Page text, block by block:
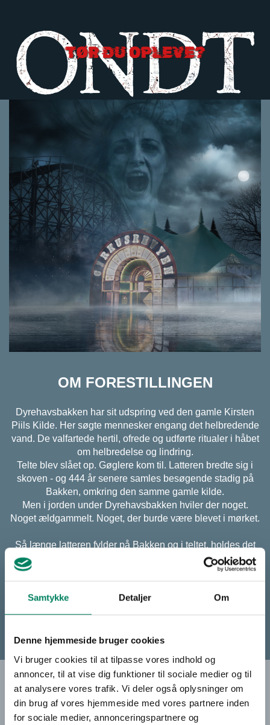
Samtykke Detaljer Om
Denne hjemmeside bruger cookies
Vi bruger cookies til at tilpasse vores indhold og
annoncer, til at vise dig funktioner til sociale medier og til
at analysere vores trafik. Vi deler også oplysninger om
din brug af vores hjemmeside med vores partnere inden
for sociale medier, annonceringspartnere og
OM FORESTILLINGEN
Dyrehavsbakken har sit udspring ved den gamle Kirsten
Piils Kilde. Her søgte mennesker engang det helbredende
vand. De valfartede hertil, ofrede og udførte ritualer i håbet
om helbredelse og lindring.
Telte blev slået op. Gøglere kom til. Latteren bredte sig i
skoven - og 444 år senere samles besøgende stadig på
Bakken, omkring den samme gamle kilde.
Men i jorden under Dyrehavsbakken hviler der noget.
Noget ældgammelt. Noget, der burde være blevet i mørket.
Så længe latteren fylder på Bakken og i teltet, holdes det
Men når mørket falder på og latteren forstummer, begynder
noget at ulme under jorden, ved den gamle kilde.
BILLETPRISER
Kr. 795,00 -Grill & Gys inkl. barbecue-buffet og